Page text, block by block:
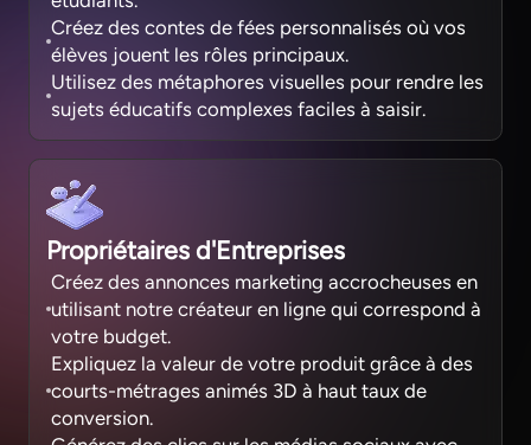
Créez des contes de fées personnalisés où vos
élèves jouent les rôles principaux.
Utilisez des métaphores visuelles pour rendre les
sujets éducatifs complexes faciles à saisir.
Propriétaires d'Entreprises
Créez des annonces marketing accrocheuses en
utilisant notre créateur en ligne qui correspond à
votre budget.
Expliquez la valeur de votre produit grâce à des
courts-métrages animés 3D à haut taux de
conversion.